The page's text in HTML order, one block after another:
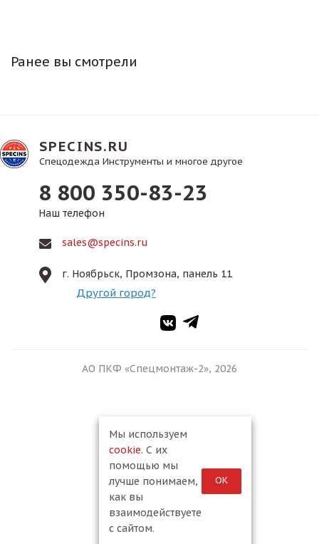
Ранее вы смотрели
SPECINS.RU
Спецодежда Инструменты и многое другое
8 800 350-83-23
Наш телефон
sales@specins.ru
г. Ноябрьск, Промзона, панель 11
Другой город?
АО ПКФ «Спецмонтаж-2», 2026
Мы используем
cookie. С их
помощью мы
лучше понимаем,
как вы
взаимодействуете
с сайтом.
ОК